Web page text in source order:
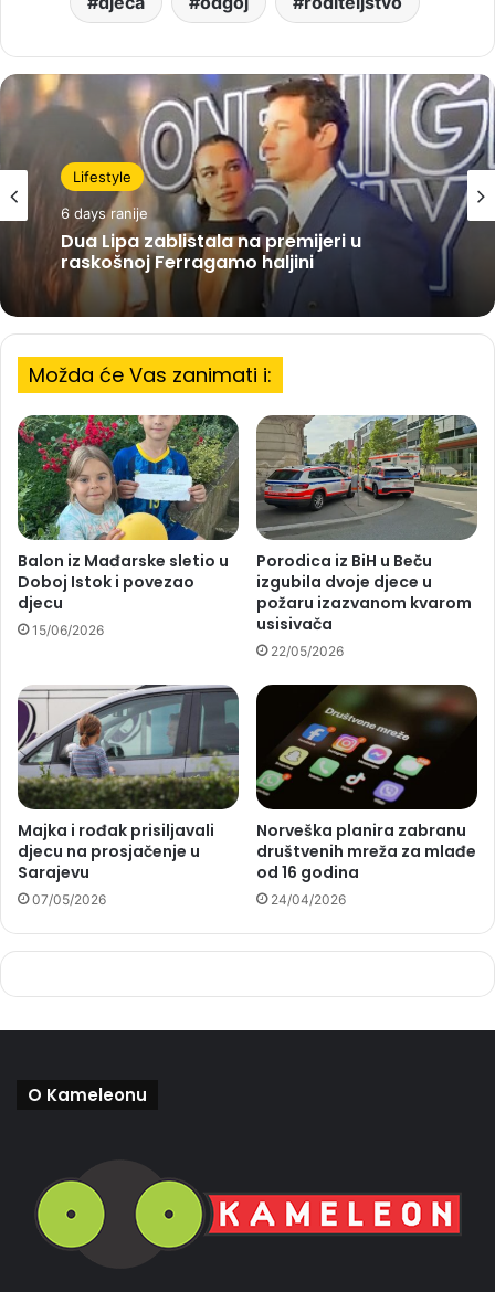
Lifestyle
6 days ranije
Dua Lipa zablistala na premijeri u
raskošnoj Ferragamo haljini
Možda će Vas zanimati i:
Balon iz Mađarske sletio u
Doboj Istok i povezao
djecu
15/06/2026
Porodica iz BiH u Beču
izgubila dvoje djece u
požaru izazvanom kvarom
usisivača
22/05/2026
Majka i rođak prisiljavali
djecu na prosjačenje u
Sarajevu
07/05/2026
Norveška planira zabranu
društvenih mreža za mlađe
od 16 godina
24/04/2026
O Kameleonu